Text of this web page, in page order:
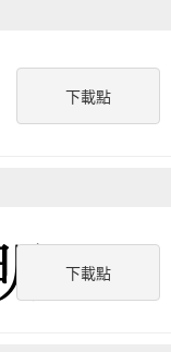
下載點
下載點